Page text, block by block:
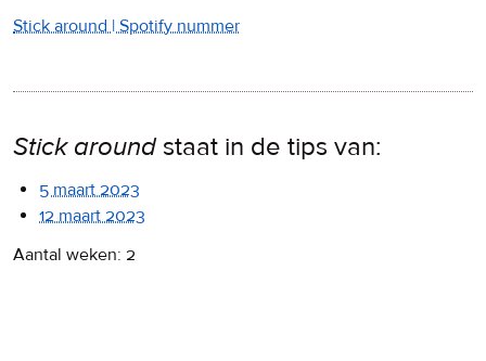
Stick around | Spotify nummer
Stick aroundstaat in de tips van:
5 maart 2023
12 maart 2023
Aantal weken: 2